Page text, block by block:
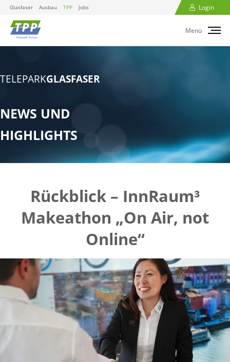
Glasfaser Ausbau TPP Jobs Login
Menü
TELEPARKGLASFASER
NEWS UND
HIGHLIGHTS
Rückblick – InnRaum³
Makeathon „On Air, not
Online“